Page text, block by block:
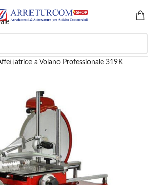
a Volano Professionale 319K